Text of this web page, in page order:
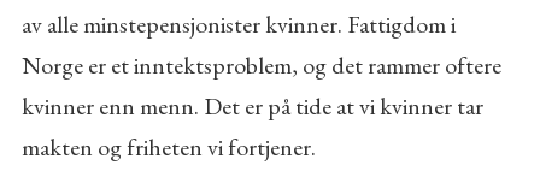
av alle minstepensjonister kvinner. Fattigdom i
Norge er et inntektsproblem, og det rammer oftere
kvinner enn menn. Det er på tide at vi kvinner tar
makten og friheten vi fortjener.